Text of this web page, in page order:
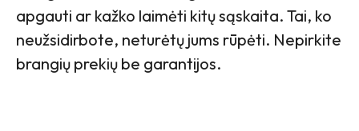
apgauti ar kažko laimėti kitų sąskaita. Tai, ko
neužsidirbote, neturėtų jums rūpėti. Nepirkite
brangių prekių be garantijos.